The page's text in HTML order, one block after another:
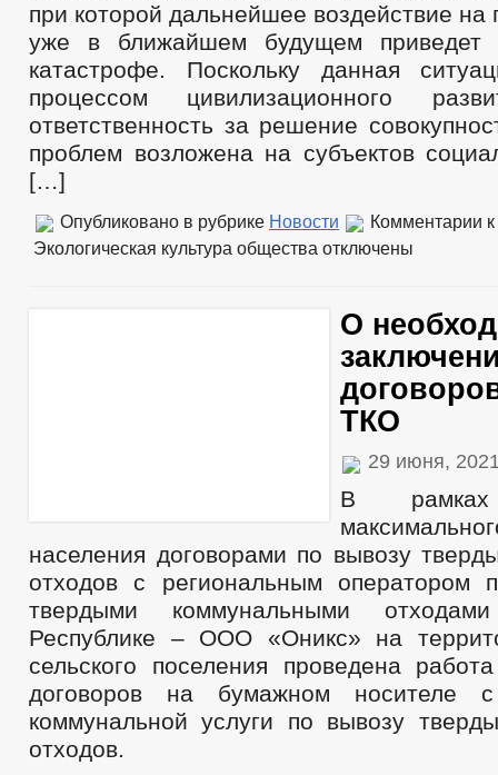
при которой дальнейшее воздействие
уже в ближайшем будущем приведет к
катастрофе. Поскольку данная
процессом цивилизационного
ответственность за решение
проблем возложена на субъектов
[…]
Опубликовано в рубрике Новости Комментарии
Экологическая культура общества отключены
О
ТКО
29 июня,
В рамках
населения договорами по вывозу
отходов с региональным оператором
твердыми коммунальными
Республике – ООО «Оникс» на
сельского поселения проведена
договоров на бумажном носителе с
коммунальной услуги по вывозу
отходов.